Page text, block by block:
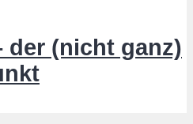
der (nicht ganz)